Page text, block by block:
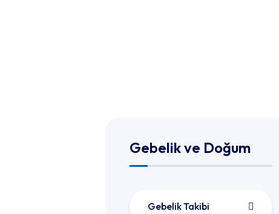
Gebelik ve Doğum
Gebelik Takibi